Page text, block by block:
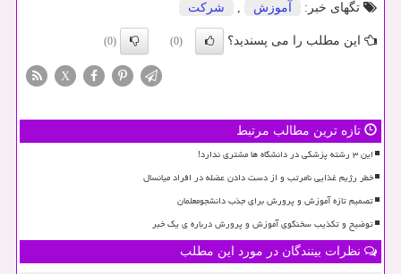
تگهای خبر:
آموزش , شركت
این مطلب را می پسندید؟ (0)
(0)
X
تازه ترین مطالب مرتبط
این ۳ رشته پزشکی در دانشگاه ها مشتری ندارد!
خطر رژیم غذایی نامرتب و از دست دادن عضله در افراد میانسال
تصمیم تازه آموزش و پرورش برای جذب دانشجومعلمان
توضیح و تکذیب سخنگوی آموزش و پرورش درباره ی یک خبر
نظرات بینندگان در مورد این مطلب